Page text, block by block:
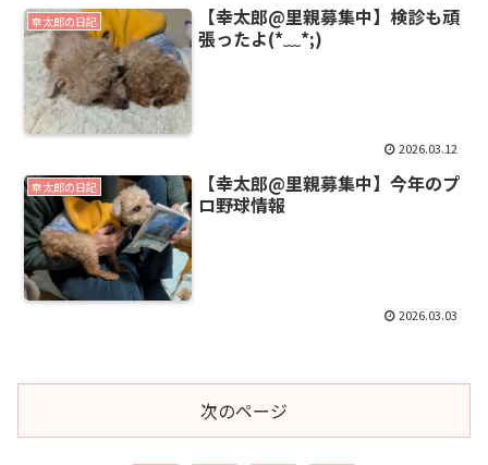
幸太郎の日記
【幸太郎@里親募集中】検診も頑
張ったよ(⁠*⁠﹏⁠*⁠;⁠)
2026.03.12
幸太郎の日記
【幸太郎@里親募集中】今年のプ
ロ野球情報
2026.03.03
次のページ